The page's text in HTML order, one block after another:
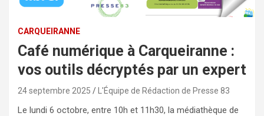
CARQUEIRANNE
Café numérique à Carqueiranne :
vos outils décryptés par un expert
24 septembre 2025 L'Équipe de Rédaction de Presse 83
Le lundi 6 octobre, entre 10h et 11h30, la médiathèque de